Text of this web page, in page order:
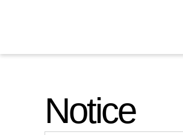
Notice